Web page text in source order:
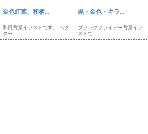
金色紅葉、和柄...
和風背景イラストです。 ベク
ター...
黒・金色・キラ...
ブラックフライデー背景イラ
ストで...